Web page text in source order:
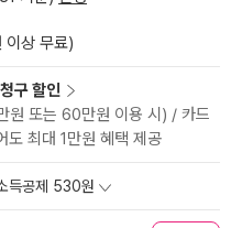
이상 무료)
구 할인
원 또는 60만원 이용 시) / 카드
도 최대 1만원 혜택 제공
득공제 530원